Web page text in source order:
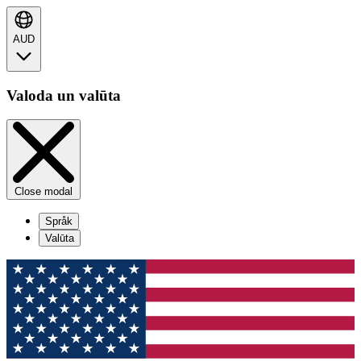
AUD
Valoda un valūta
Close modal
Språk
Valūta